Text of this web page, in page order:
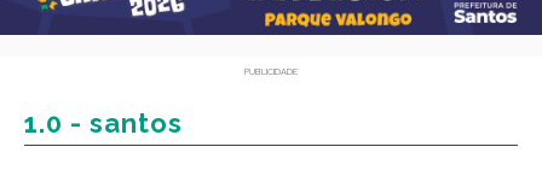
PUBLICIDADE
1.0 - santos